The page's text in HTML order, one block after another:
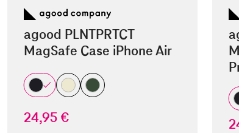
agood PLNTPRTCT
MagSafe Case iPhone Air
24,95 €